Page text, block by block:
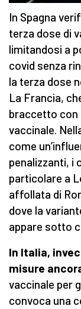
In Spagna
terza dose di
limitandosi a
covid senza
la terza dose
La Francia,
braccetto con
vaccinale.
come
penalizzanti, i
particolare a
affollata di
dove la
appare sotto
In Italia,
misure
vaccinale per
convoca una